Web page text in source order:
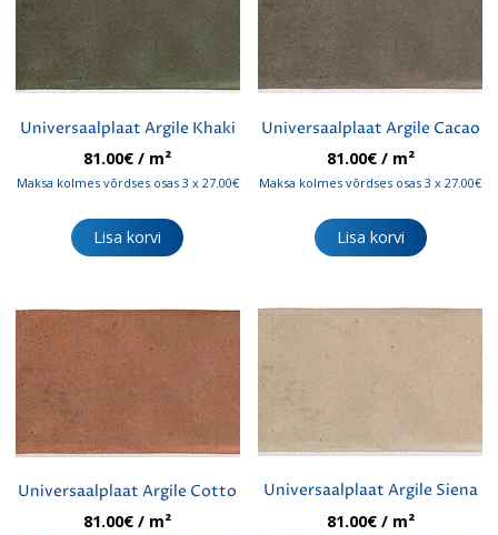
Universaalplaat Argile Khaki
81.00€ / m²
Maksa kolmes võrdses osas 3 x 27.00€
Lisa korvi
Universaalplaat Argile Cacao
81.00€/ m²
Maksa kolmes võrdses osas 3 x 27.00€
Lisa korvi
Universaalplaat Argile Cotto
81.00€ / m²
Universaalplaat Argile Siena
81.00€/ m²